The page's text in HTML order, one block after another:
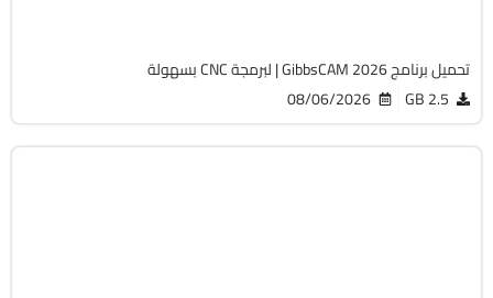
تحميل برنامج GibbsCAM 2026 | لبرمجة CNC بسهولة
2.5 GB
08/06/2026